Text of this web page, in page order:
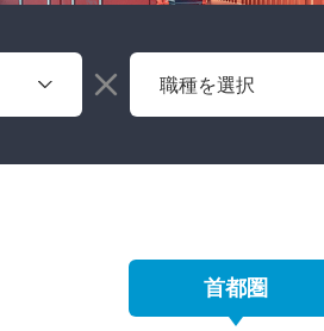
首都圏